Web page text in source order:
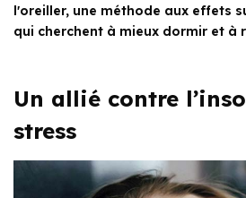
l'oreiller, une méthode aux effets
qui cherchent à mieux dormir et à
Un allié contre
stress